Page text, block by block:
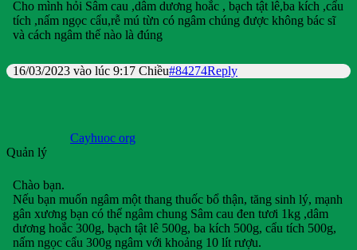
Cho mình hỏi Sâm cau ,dâm dương hoắc , bạch tật lê,ba kích ,cẩu
tích ,nấm ngọc cẩu,rễ mú từn có ngâm chúng được không bác sĩ
và cách ngâm thế nào là đúng
16/03/2023 vào lúc 9:17 Chiều#84274Reply
Cayhuoc org
Quản lý
Chào bạn.
Nếu bạn muốn ngâm một thang thuốc bổ thận, tăng sinh lý, mạnh
gân xương bạn có thể ngâm chung Sâm cau đen tươi 1kg ,dâm
dương hoắc 300g, bạch tật lê 500g, ba kích 500g, cẩu tích 500g,
nấm ngọc cẩu 300g ngâm với khoảng 10 lít rượu.